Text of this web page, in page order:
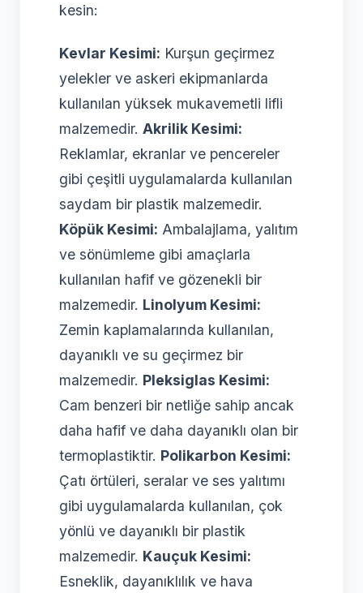
kesin:
Kevlar Kesimi: Kurşun geçirmez
yelekler ve askeri ekipmanlarda
kullanılan yüksek mukavemetli lifli
malzemedir. Akrilik Kesimi:
Reklamlar, ekranlar ve pencereler
gibi çeşitli uygulamalarda kullanılan
saydam bir plastik malzemedir.
Köpük Kesimi: Ambalajlama, yalıtım
ve sönümleme gibi amaçlarla
kullanılan hafif ve gözenekli bir
malzemedir. Linolyum Kesimi:
Zemin kaplamalarında kullanılan,
dayanıklı ve su geçirmez bir
malzemedir. Pleksiglas Kesimi:
Cam benzeri bir netliğe sahip ancak
daha hafif ve daha dayanıklı olan bir
termoplastiktir. Polikarbon Kesimi:
Çatı örtüleri, seralar ve ses yalıtımı
gibi uygulamalarda kullanılan, çok
yönlü ve dayanıklı bir plastik
malzemedir. Kauçuk Kesimi:
Esneklik, dayanıklılık ve hava